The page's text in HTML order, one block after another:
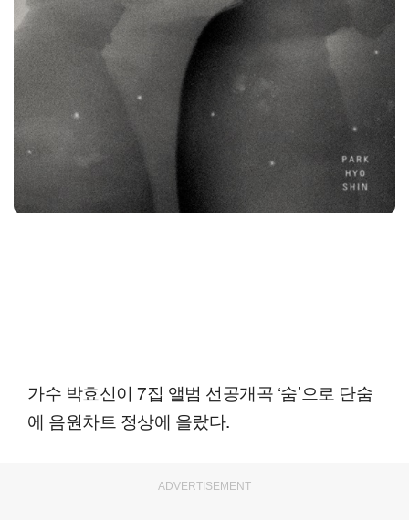
가수 박효신이 7집 앨범 선공개곡 ‘숨’으로 단숨
에 음원차트 정상에 올랐다.
ADVERTISEMENT